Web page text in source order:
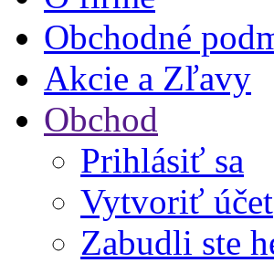
Obchodné
Akcie a Zľavy
Obchod
Prihlásiť sa
Vytvoriť účet
Zabudli ste